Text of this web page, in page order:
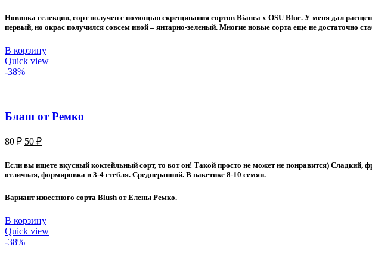
Новинка селекции, сорт получен с помощью скрещивания сортов Bianca x OSU Blue. У меня дал
первый, но окрас получился совсем иной – янтарно-зеленый. Многие новые сорта еще не достаточно
В корзину
Quick view
-38%
Блаш от Ремко
80₽ Первоначальная
80 ₽.
50 ₽Текущая
50 ₽.
Если вы ищете вкусный коктейльный сорт, то вот он! Такой просто не может не понравится)
отличная, формировка в 3-4 стебля. Среднеранний. В пакетике 8-10 семян.
Вариант известного сорта Blush от Елены Ремко.
В корзину
Quick view
-38%